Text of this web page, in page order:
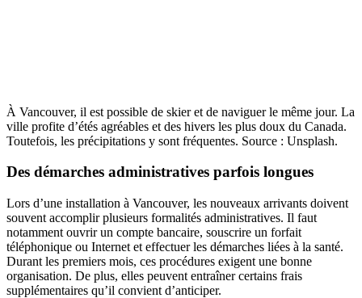
À Vancouver, il est possible de skier et de naviguer le même jour. La
ville profite d’étés agréables et des hivers les plus doux du Canada.
Toutefois, les précipitations y sont fréquentes. Source : Unsplash.
Des démarches administratives parfois longues
Lors d’une installation à Vancouver, les nouveaux arrivants doivent
souvent accomplir plusieurs formalités administratives. Il faut
notamment ouvrir un compte bancaire, souscrire un forfait
téléphonique ou Internet et effectuer les démarches liées à la santé.
Durant les premiers mois, ces procédures exigent une bonne
organisation. De plus, elles peuvent entraîner certains frais
supplémentaires qu’il convient d’anticiper.